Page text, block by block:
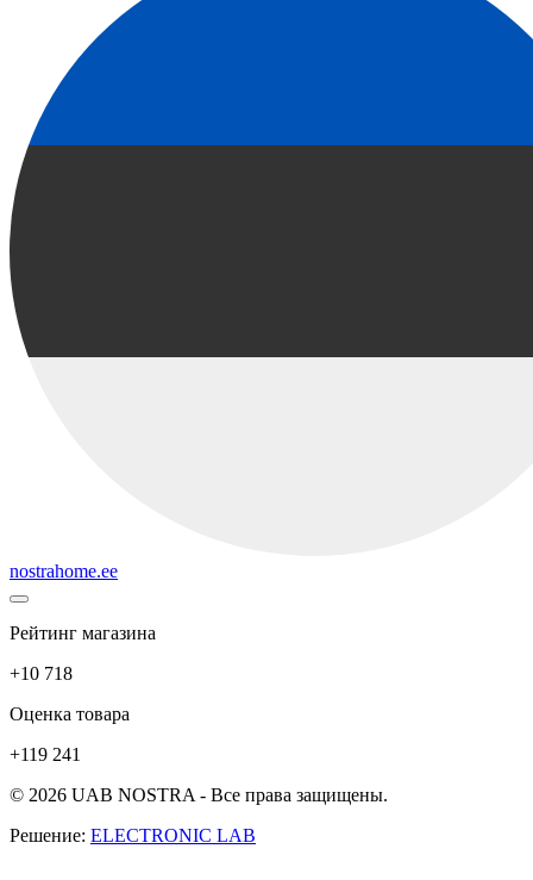
nostrahome.ee
Рейтинг магазина
+10 718
Оценка товара
+119 241
© 2026 UAB NOSTRA - Все права защищены.
Решение: ELECTRONIC LAB